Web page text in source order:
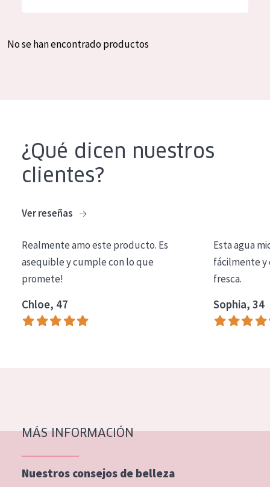
Crema de día
Crema de noche
Limpieza
COLECCIÓN
Essentials
Lift+
Piel normal y seca
Piel mixata o grasa
Piel madura
Spanish
No se han encontrado productos
¿Qué dicen nuestros
clientes?
Ver reseñas
Realmente amo este producto. Es
asequible y cumple con lo que
promete!
Chloe, 47
Esta agua
fácilmente y
fresca.
Sophia, 34
MÁS INFORMACIÓN
Nuestros consejos de belleza